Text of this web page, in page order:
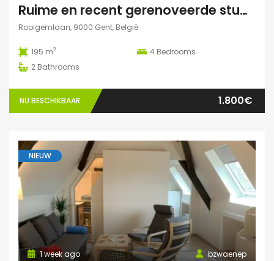
Ruime en recent gerenoveerde studentenwoning op toplocatie in Gent
Rooigemlaan, 9000 Gent, België
195 m2 4 Bedrooms
2 Bathrooms
NU BESCHIKBAAR 1.800€
NIEUW
bzwaenep
1 week ago